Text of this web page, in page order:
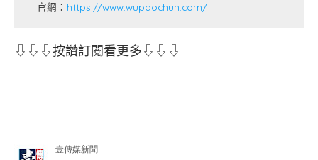
官網： https://www.wupaochun.com/
⇩⇩⇩按讚訂閱看更多⇩⇩⇩